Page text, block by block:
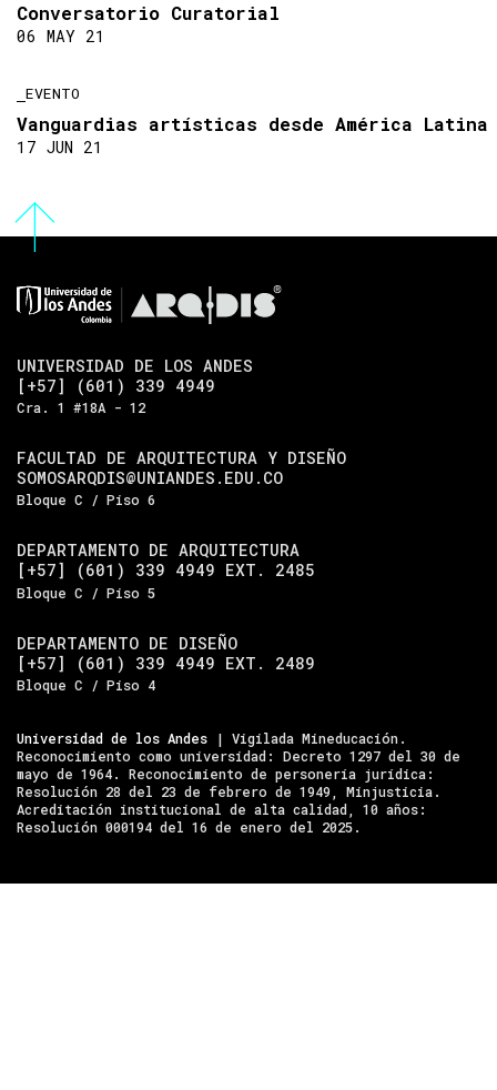
Conversatorio Curatorial
06 MAY 21
EVENTO
Vanguardias artísticas desde América Latina
17 JUN 21
UNIVERSIDAD DE LOS ANDES
[+57] (601) 339 4949
Cra. 1 #18A - 12
FACULTAD DE ARQUITECTURA Y DISEÑO
SOMOSARQDIS@UNIANDES.EDU.CO
Bloque C / Piso 6
DEPARTAMENTO DE ARQUITECTURA
[+57] (601) 339 4949 EXT. 2485
Bloque C / Piso 5
DEPARTAMENTO DE DISEÑO
[+57] (601) 339 4949 EXT. 2489
Bloque C / Piso 4
Universidad de los Andes | Vigilada Mineducación.
Reconocimiento como universidad: Decreto 1297 del 30 de
mayo de 1964. Reconocimiento de personería jurídica:
Resolución 28 del 23 de febrero de 1949, Minjusticia.
Acreditación institucional de alta calidad, 10 años:
Resolución 000194 del 16 de enero del 2025.